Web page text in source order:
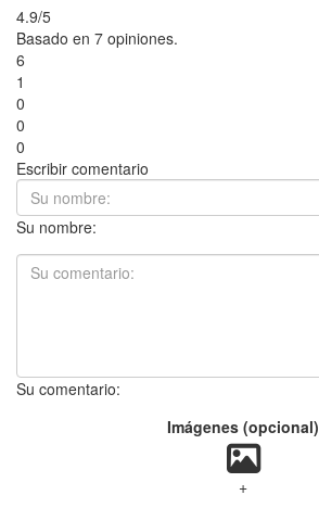
4.9/5
Basado en 7 opiniones.
6
1
0
0
0
Escribir comentario
Su nombre:
Su comentario:
Imágenes (opcional)
+